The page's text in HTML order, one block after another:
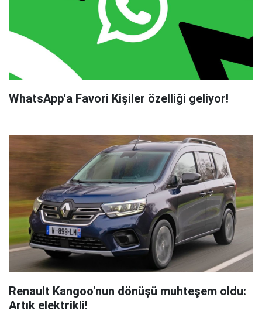
WhatsApp'a Favori Kişiler özelliği geliyor!
Renault Kangoo'nun dönüşü muhteşem oldu:
Artık elektrikli!